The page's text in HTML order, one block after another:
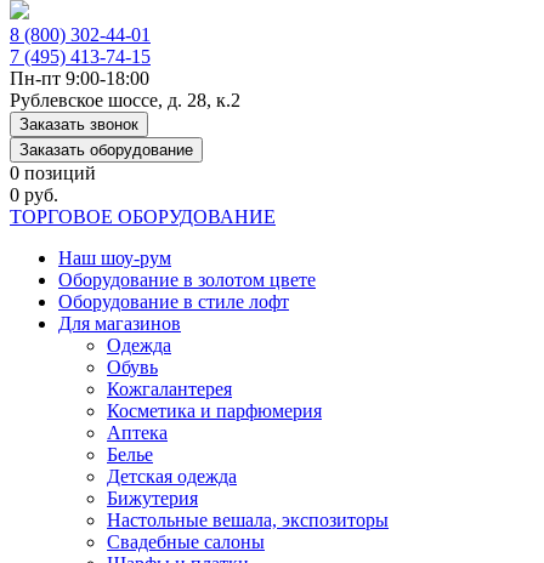
8 (800) 302-44-01
7 (495) 413-74-15
Пн-пт 9:00-18:00
Рублевское шоссе, д. 28, к.2
Заказать звонок
Заказать оборудование
0 позиций
0 руб.
ТОРГОВОЕ ОБОРУДОВАНИЕ
Наш шоу-рум
Оборудование в золотом цвете
Оборудование в стиле лофт
Для магазинов
Одежда
Обувь
Кожгалантерея
Косметика и парфюмерия
Аптека
Белье
Детская одежда
Бижутерия
Настольные вешала, экспозиторы
Свадебные салоны